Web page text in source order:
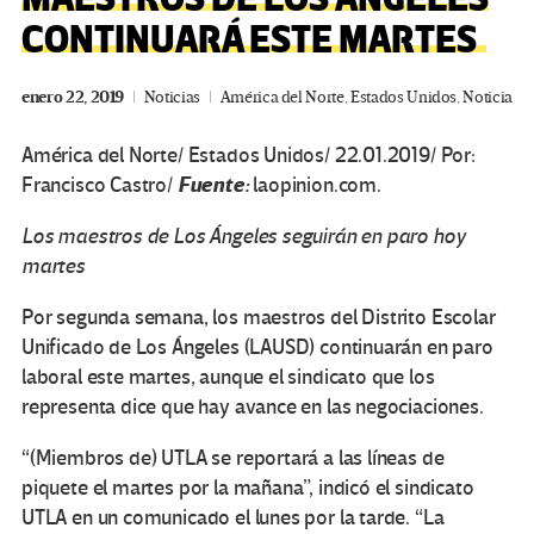
CONTINUARÁ ESTE MARTES
enero 22, 2019 Noticias América del Norte,Estados Unidos,Noticia
América del Norte/ Estados Unidos/ 22.01.2019/ Por:
Francisco Castro/ Fuente:laopinion.com.
Los maestros de Los Ángeles seguirán en paro hoy
martes
Por segunda semana, los maestros del Distrito Escolar
Unificado de Los Ángeles (LAUSD) continuarán en paro
laboral este martes, aunque el sindicato que los
representa dice que hay avance en las negociaciones.
“(Miembros de) UTLA se reportará a las líneas de
piquete el martes por la mañana”, indicó el sindicato
UTLA en un comunicado el lunes por la tarde. “La